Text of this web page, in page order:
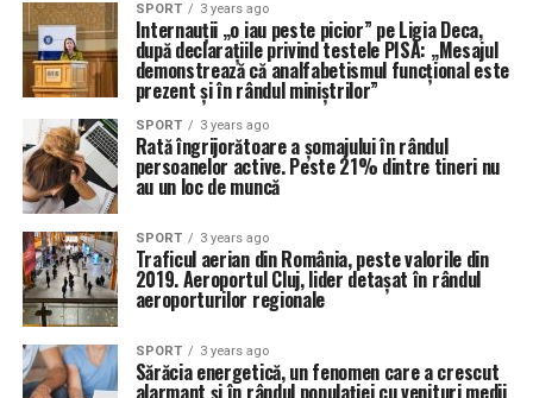
SPORT 3 years ago
Internauții „o iau peste picior” pe Ligia Deca,
după declarațiile privind testele PISA: „Mesajul
demonstrează că analfabetismul funcțional este
prezent și în rândul miniștrilor”
SPORT 3 years ago
Rată îngrijorătoare a șomajului în rândul
persoanelor active. Peste 21% dintre tineri nu
au un loc de muncă
SPORT 3 years ago
Traficul aerian din România, peste valorile din
2019. Aeroportul Cluj, lider detașat în rândul
aeroporturilor regionale
SPORT 3 years ago
Sărăcia energetică, un fenomen care a crescut
alarmant şi în rândul populaţiei cu venituri medii